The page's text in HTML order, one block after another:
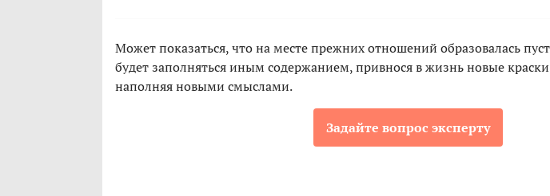
Может показаться, что на месте прежних отношений образовалась
будет заполняться иным содержанием, привнося в жизнь новые
наполняя новыми смыслами.
Задайте вопрос эксперту